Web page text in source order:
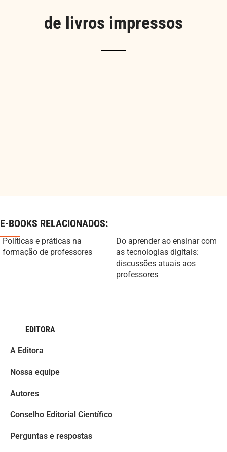
de livros impressos
E-BOOKS RELACIONADOS:
Políticas e práticas na
formação de professores
Do aprender ao ensinar com
as tecnologias digitais:
discussões atuais aos
professores
EDITORA
A Editora
Nossa equipe
Autores
Conselho Editorial Científico
Perguntas e respostas